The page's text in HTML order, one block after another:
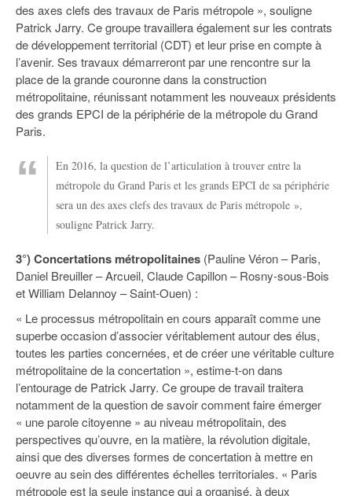
des axes clefs des travaux de Paris métropole », souligne
Patrick Jarry. Ce groupe travaillera également sur les contrats
de développement territorial (CDT) et leur prise en compte à
l’avenir. Ses travaux démarreront par une rencontre sur la
place de la grande couronne dans la construction
métropolitaine, réunissant notamment les nouveaux présidents
des grands EPCI de la périphérie de la métropole du Grand
Paris.
En 2016, la question de l’articulation à trouver entre la
métropole du Grand Paris et les grands EPCI de sa périphérie
sera un des axes clefs des travaux de Paris métropole »,
souligne Patrick Jarry.
3°) Concertations métropolitaines (Pauline Véron – Paris,
Daniel Breuiller – Arcueil, Claude Capillon – Rosny-sous-Bois
et William Delannoy – Saint-Ouen) :
« Le processus métropolitain en cours apparaît comme une
superbe occasion d’associer véritablement autour des élus,
toutes les parties concernées, et de créer une véritable culture
métropolitaine de la concertation », estime-t-on dans
l’entourage de Patrick Jarry. Ce groupe de travail traitera
notamment de la question de savoir comment faire émerger
« une parole citoyenne » au niveau métropolitain, des
perspectives qu’ouvre, en la matière, la révolution digitale,
ainsi que des diverses formes de concertation à mettre en
oeuvre au sein des différentes échelles territoriales. « Paris
métropole est la seule instance qui a organisé, à deux